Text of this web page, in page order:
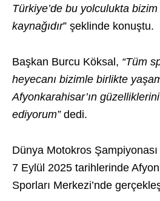
Türkiye’de bu yolculukta
kaynağıdır” şeklinde konuştu.
Başkan Burcu Köksal, “Tüm
heyecanı bizimle birlikte
Afyonkarahisar’ın
ediyorum” dedi.
Dünya Motokros Şampiyonası
7 Eylül 2025 tarihlerinde
Sporları Merkezi’nde